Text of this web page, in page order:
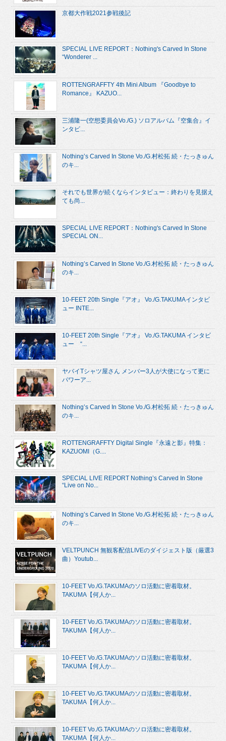
京都大作戦2021参戦後記
SPECIAL LIVE REPORT：Nothing's Carved In Stone
“Wonderer ...
ROTTENGRAFFTY 4th Mini Album 『Goodbye to
Romance』 KAZUO...
三浦隆一(空想委員会Vo./G.) ソロアルバム『空集合』イ
ンタビ...
Nothing’s Carved In Stone Vo./G.村松拓 続・たっきゅん
のキ...
それでも世界が続くならインタビュー：終わりを見据え
ても尚...
SPECIAL LIVE REPORT：Nothing's Carved In Stone
SPECIAL ON...
Nothing’s Carved In Stone Vo./G.村松拓 続・たっきゅん
のキ...
10-FEET 20th Single『アオ』 Vo./G.TAKUMAインタビ
ュー INTE...
10-FEET 20th Single『アオ』 Vo./G.TAKUMA インタビ
ュー “...
ヤバイTシャツ屋さん メンバー3人が大使になって更に
パワーア...
Nothing’s Carved In Stone Vo./G.村松拓 続・たっきゅん
のキ...
ROTTENGRAFFTY Digital Single『永遠と影』特集：
KAZUOMI（G....
SPECIAL LIVE REPORT Nothing’s Carved In Stone
“Live on No...
Nothing’s Carved In Stone Vo./G.村松拓 続・たっきゅん
のキ...
VELTPUNCH 無観客配信LIVEのダイジェスト版（厳選3
曲）Youtub...
10-FEET Vo./G.TAKUMAのソロ活動に密着取材。
TAKUMA【何人か...
10-FEET Vo./G.TAKUMAのソロ活動に密着取材。
TAKUMA【何人か...
10-FEET Vo./G.TAKUMAのソロ活動に密着取材。
TAKUMA【何人か...
10-FEET Vo./G.TAKUMAのソロ活動に密着取材。
TAKUMA【何人か...
10-FEET Vo./G.TAKUMAのソロ活動に密着取材。
TAKUMA【何人か...